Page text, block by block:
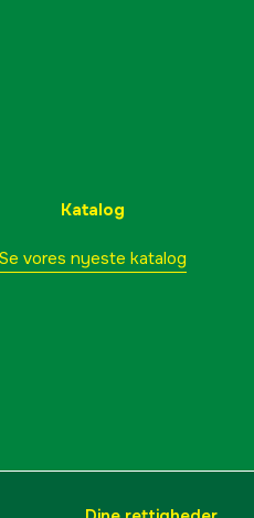
Katalog
Se vores nyeste katalog